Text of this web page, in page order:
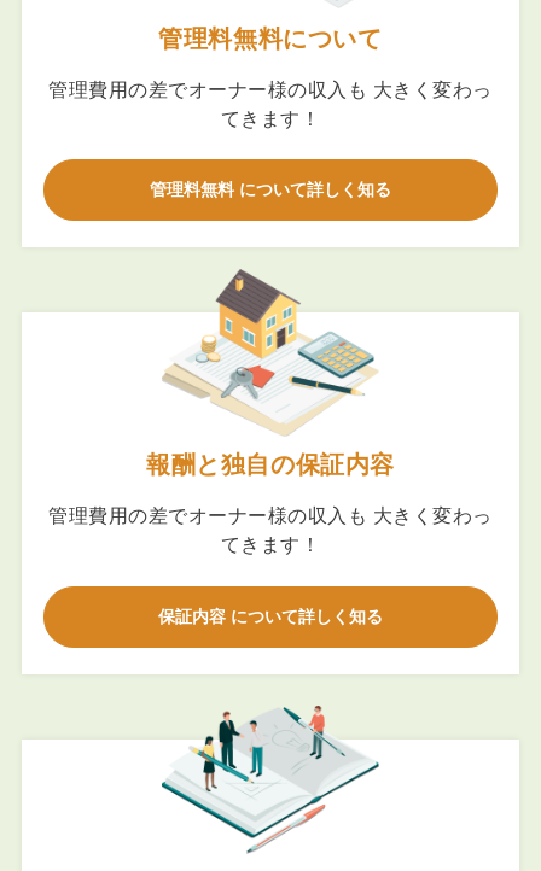
管理料無料について
管理費用の差でオーナー様の収入も 大きく変わっ
てきます！
管理料無料 について詳しく知る
報酬と独自の保証内容
管理費用の差でオーナー様の収入も 大きく変わっ
てきます！
保証内容 について詳しく知る